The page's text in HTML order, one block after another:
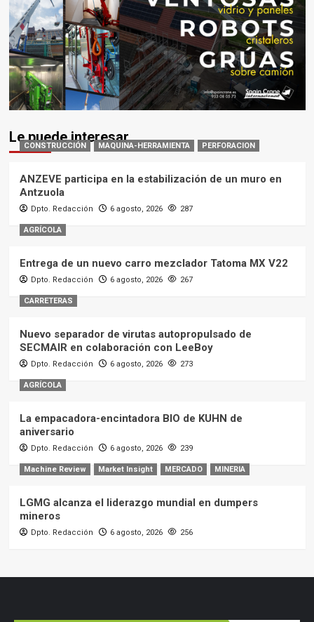
Le puede interesar
CONSTRUCCIÓN MAQUINA-HERRAMIENTA PERFORACION
ANZEVE participa en la estabilización de un muro en
Antzuola
Dpto. Redacción 6 agosto, 2026 287
AGRÍCOLA
Entrega de un nuevo carro mezclador Tatoma MX V22
Dpto. Redacción 6 agosto, 2026 267
CARRETERAS
Nuevo separador de virutas autopropulsado de
SECMAIR en colaboración con LeeBoy
Dpto. Redacción 6 agosto, 2026 273
AGRÍCOLA
La empacadora-encintadora BIO de KUHN de
aniversario
Dpto. Redacción 6 agosto, 2026 239
Machine Review Market Insight MERCADO MINERIA
LGMG alcanza el liderazgo mundial en dumpers
mineros
Dpto. Redacción 6 agosto, 2026 256